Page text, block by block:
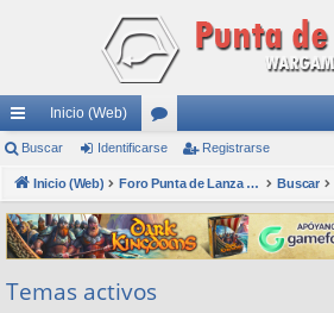
nl
ac
es
rá
pi
Inicio (Web)
or
os
Buscar Identificarse Registrarse
Inicio (Web) Foro Punta de Lanza Wargames Buscar
Temas activos